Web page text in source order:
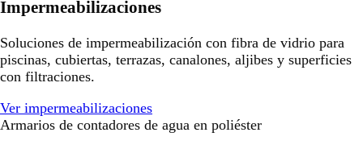
Impermeabilizaciones
Soluciones de impermeabilización con fibra de vidrio para
piscinas, cubiertas, terrazas, canalones, aljibes y superficies
con filtraciones.
Ver impermeabilizaciones
Armarios de contadores de agua en poliéster